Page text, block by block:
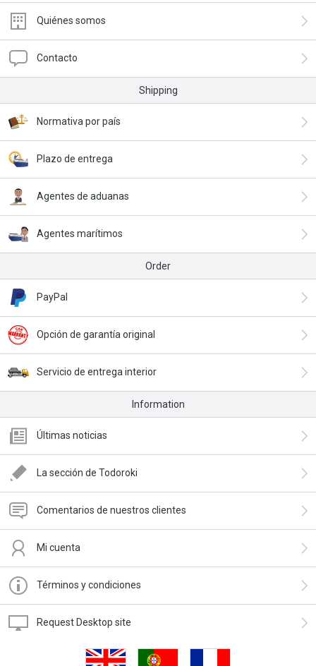
Quiénes somos
Contacto
Shipping
Normativa por país
Plazo de entrega
Agentes de aduanas
Agentes marítimos
Order
PayPal
Opción de garantía original
Servicio de entrega interior
Information
Últimas noticias
La sección de Todoroki
Comentarios de nuestros clientes
Mi cuenta
Términos y condiciones
Request Desktop site